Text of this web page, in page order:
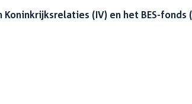
(IV) en het BES-fonds